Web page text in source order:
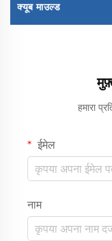
क्यूब माउल्ड
हमारा
ईमेल
नाम